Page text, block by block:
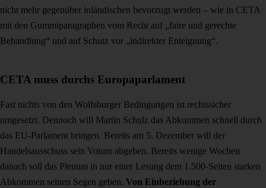
nicht mehr gegenüber inländischen bevorzugt werden – wie in CETA
mit den Gummiparagraphen vom Recht auf „faire und gerechte
Behandlung“ und auf Schutz vor „indirekter Enteignung“.
CETA muss durchs Europaparlament
Fast nichts von den Wolfsburger Bedingungen ist rechtssicher
umgesetzt. Dennoch will Martin Schulz das Abkommen schnell durch
das EU-Parlament bringen. Bereits am 5. Dezember will der
Handelsausschuss sein Votum abgeben. Bereits wenige Wochen
danach soll das Plenum in nur einer Lesung dem 1.500-Seiten starken
Abkommen seinen Segen geben. Von Einbeziehung der